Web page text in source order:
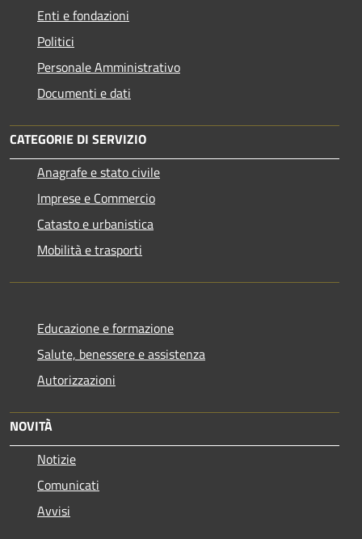
Enti e fondazioni
Politici
Personale Amministrativo
Documenti e dati
CATEGORIE DI SERVIZIO
Anagrafe e stato civile
Imprese e Commercio
Catasto e urbanistica
Mobilità e trasporti
Educazione e formazione
Salute, benessere e assistenza
Autorizzazioni
NOVITÀ
Notizie
Comunicati
Avvisi